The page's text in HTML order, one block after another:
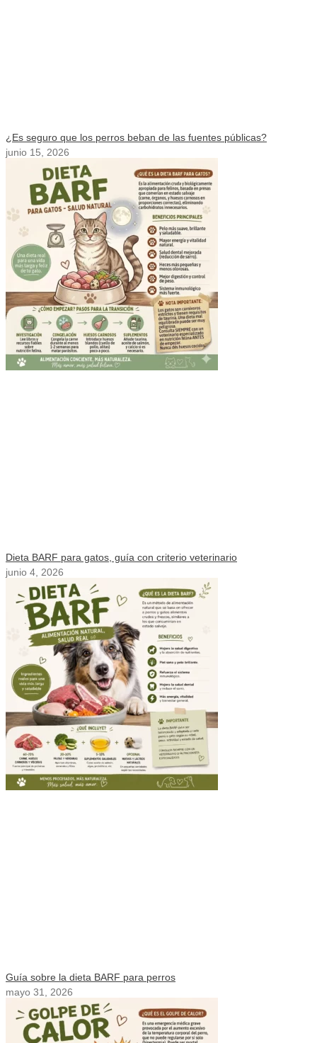
¿Es seguro que los perros beban de las fuentes públicas?
junio 15, 2026
Dieta BARF para gatos, guía con criterio veterinario
junio 4, 2026
Guía sobre la dieta BARF para perros
mayo 31, 2026